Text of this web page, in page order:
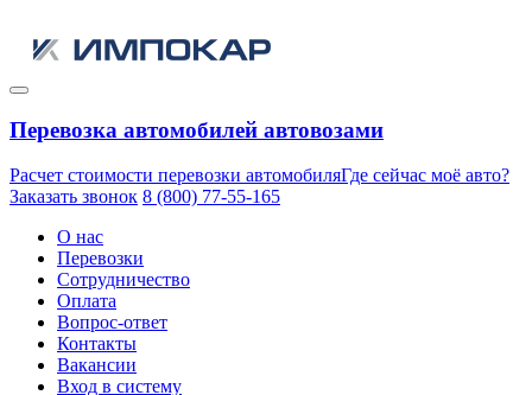
Перевозка автомобилей автовозами
Расчет стоимости перевозки автомобиляГде сейчас моё авто?
Заказать звонок 8 (800) 77-55-165
О нас
Перевозки
Сотрудничество
Оплата
Вопрос-ответ
Контакты
Вакансии
Вход в систему